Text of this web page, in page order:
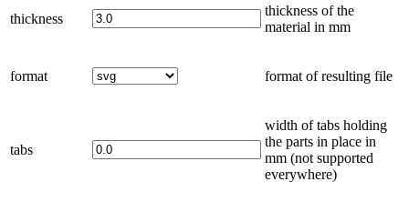
thickness
thickness of the
material in mm
format format of resulting file
tabs
width of tabs holding
the parts in place in
mm (not supported
everywhere)